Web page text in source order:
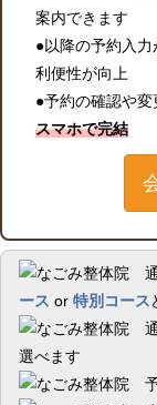
案内できます
●以降の予約入力
利便性が向上
●予約の確認や変
スマホで完結
ース or 特別コース
選べます